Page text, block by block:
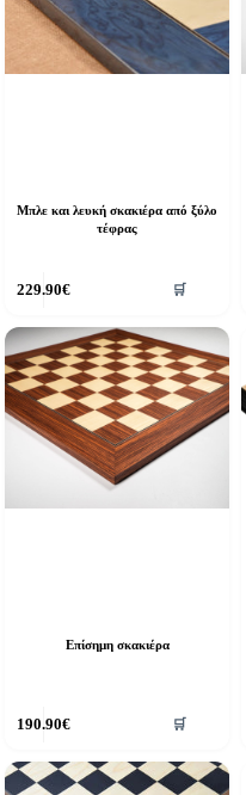
Μπλε και λευκή σκακιέρα από ξύλο
τέφρας
229.90€ 🛒
Επίσημη σκακιέρα
190.90€ 🛒